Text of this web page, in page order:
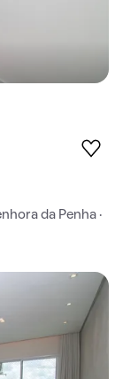
da Penha ·